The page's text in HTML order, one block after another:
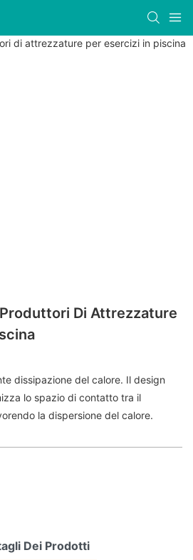
Di Attrezzature
dissipazione del calore. Il design
lo spazio di contatto tra il
la dispersione del calore.
Dei Prodotti